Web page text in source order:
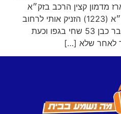
מדמון קצין הרכב בזק״א
שמטפל בזירה מוסיף: מוקד זק״א (1223) הזניק אותי לרחוב
שמואל הנציב בעיר, מדובר בגבר כבן 53 שחי בגפו וכעת
לאחר שלא […]